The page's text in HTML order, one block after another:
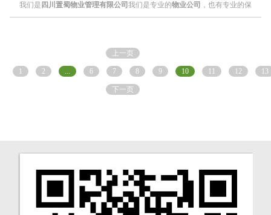
我们是 四川置蜀物业管理有限公司 我们是专业的物业公司 ，也有专业的保
安保洁服务。一个物业公司最重要的就是保安保洁服务，所以保安保洁服
上一页
1 2 ... 6 7 8 9 10 11 12 13
下一页